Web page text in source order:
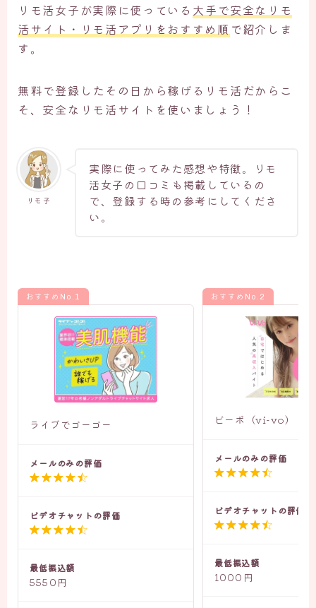
リモ活女子が実際に使っている 大手で安全なリモ
活サイト・リモ活アプリをおすすめ順 で紹介しま
す。
無料で登録したその日から稼げるリモ活だからこ
そ、安全なリモ活サイトを使いましょう！
リモ子
実際に使ってみた感想や特徴。リモ
活女子の口コミも掲載しているの
で、登録する時の参考にしてくださ
い。
おすすめNo.1
ライブでゴーゴー
メールのみの評価

ビデオチャットの評価

最低振込額
5550円
おすすめNo.2
ビーボ（vi-vo）
メールのみの評価

ビデオチャットの評価

最低振込額
1000円